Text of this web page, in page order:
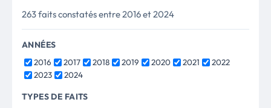
263 faits constatés entre 2016 et 2024
ANNÉES
2016 2017 2018 2019 2020 2021
2022
2023
2024
TYPES DE FAITS